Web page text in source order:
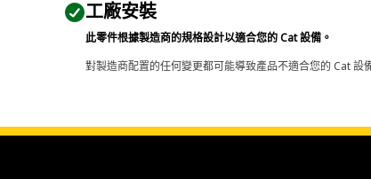
工廠安裝
此零件根據製造商的規格設計以適合您的 Cat 設備。
對製造商配置的任何變更都可能導致產品不適合您的 Cat